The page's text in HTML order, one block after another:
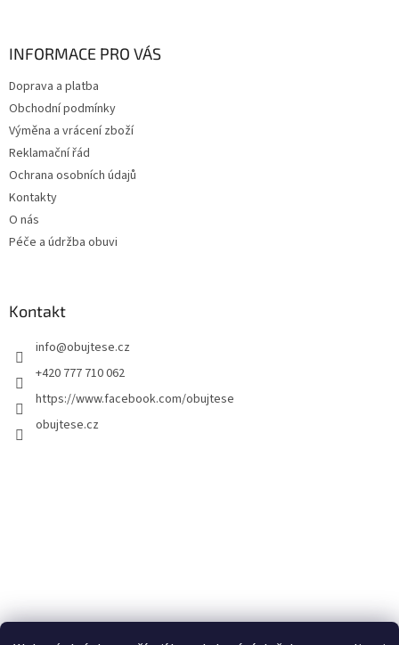
INFORMACE PRO VÁS
Doprava a platba
Obchodní podmínky
Výměna a vrácení zboží
Reklamační řád
Ochrana osobních údajů
Kontakty
O nás
Péče a údržba obuvi
Kontakt
info@obujtese.cz
+420 777 710 062
https://www.facebook.com/obujtese
obujtese.cz